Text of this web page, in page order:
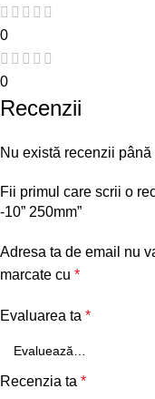
0
0
Recenzii
Nu există recenzii până
Fii primul care scrii o
-10” 250mm”
Adresa ta de email nu
marcate cu *
Evaluarea ta *
Recenzia ta *